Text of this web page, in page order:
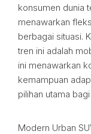
konsumen dunia
menawarkan
berbagai situasi.
tren ini adalah
ini menawarkan
kemampuan
pilihan utama
Modern Urban